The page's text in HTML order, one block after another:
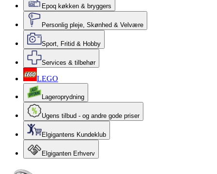
Epoq køkken & bryggers
Personlig pleje, Skønhed & Velvære
Sport, Fritid & Hobby
Services & tilbehør
LEGO
Lageroprydning
Ugens tilbud - og andre gode priser
Elgigantens Kundeklub
Elgiganten Erhverv